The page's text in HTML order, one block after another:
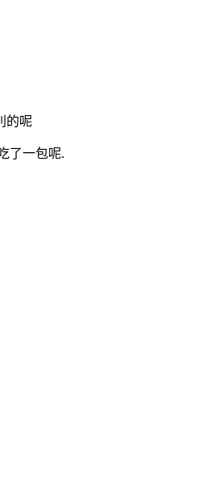
的呢
了一包呢.